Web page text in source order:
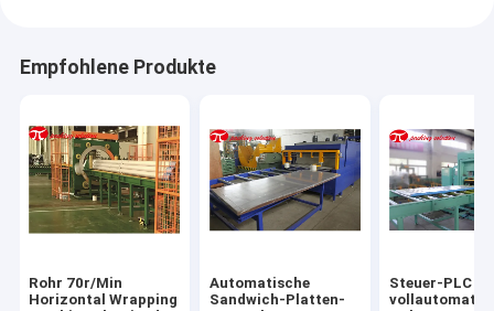
Empfohlene Produkte
Rohr 70r/Min
Horizontal Wrapping
Automatische
Sandwich-Platten-
Steuer-PLC